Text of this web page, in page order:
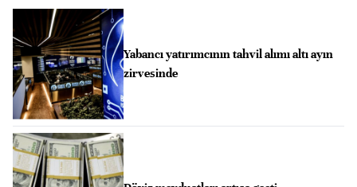
Yabancı yatırımcının tahvil alımı altı ayın
zirvesinde